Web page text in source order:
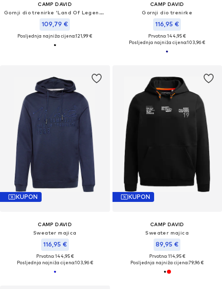
CAMP DAVID
Gornji dio trenirke 'Land Of Legends'
109,79 €
Posljednja najniža cijena:121,99 €
CAMP DAVID
Gornji dio trenirke
116,95 €
Prvotno: 144,95 €
Posljednja najniža cijena:103,96 €
KUPON
CAMP DAVID
Sweater majica
116,95 €
Prvotno: 144,95 €
Posljednja najniža cijena:103,96 €
KUPON
CAMP DAVID
Sweater majica
89,95 €
Prvotno: 114,95 €
Posljednja najniža cijena:79,96 €